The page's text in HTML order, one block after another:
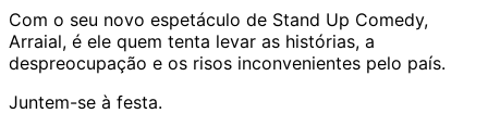
Com o seu novo espetáculo de Stand Up Comedy,
Arraial, é ele quem tenta levar as histórias, a
despreocupação e os risos inconvenientes pelo país.
Juntem-se à festa.